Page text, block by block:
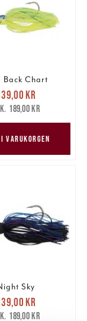
Back Chart
pris
krTidigare pris
kr
kr
189,00 kr
VARUKORGEN
Sky
pris
krTidigare pris
kr
189,00 kr